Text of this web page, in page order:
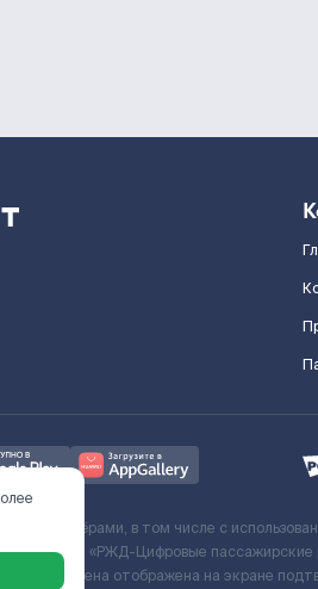
партнёрами, в том числе с
ООО «РЖД-Цифровые
Итоговая цена отображена на экране